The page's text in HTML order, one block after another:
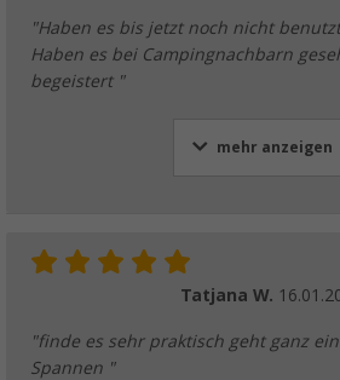
"Haben es bis jetzt noch nicht
Haben es bei Campingnachbarn
begeistert "
mehr anzeigen
Tatjana W.
"finde es sehr praktisch geht ganz
Spannen "